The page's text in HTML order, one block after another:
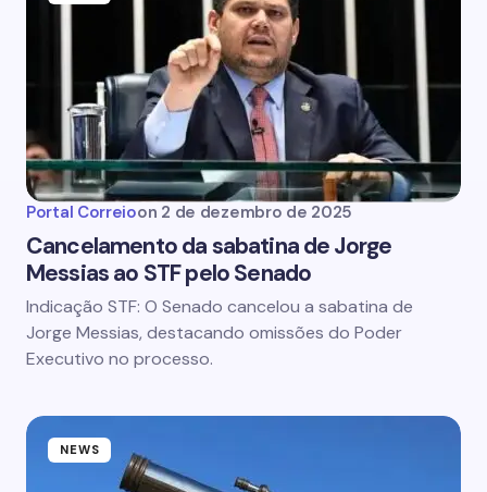
Portal Correioon 2 de dezembro de 2025
Cancelamento da sabatina de Jorge
Messias ao STF pelo Senado
Indicação STF: O Senado cancelou a sabatina de
Jorge Messias, destacando omissões do Poder
Executivo no processo.
NEWS